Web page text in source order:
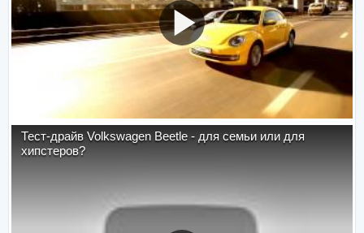
Тест-драйв Volkswagen Beetle - для семьи или для
хипстеров?